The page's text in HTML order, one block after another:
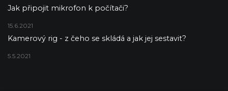
Jak připojit mikrofon k počítači?
15.6.2021
Kamerový rig - z čeho se skládá a jak jej sestavit?
5.5.2021